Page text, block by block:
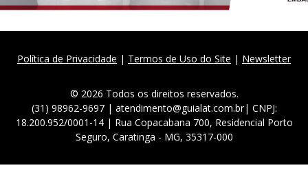
Política de Privacidade | Termos de Uso do Site | Newsletter
© 2026 Todos os direitos reservados.
(31) 98962-9697 | atendimento@guialat.com.br| CNPJ:
18.200.952/0001-14 | Rua Copacabana 700, Residencial Porto
Seguro, Caratinga - MG, 35317-000